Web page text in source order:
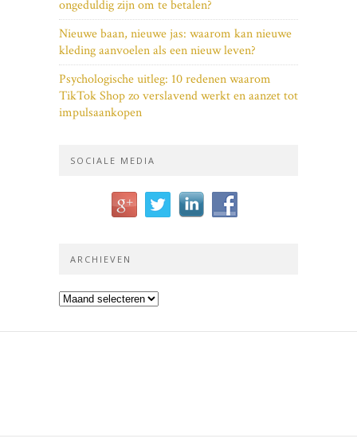
ongeduldig zijn om te betalen?
Nieuwe baan, nieuwe jas: waarom kan nieuwe
kleding aanvoelen als een nieuw leven?
Psychologische uitleg: 10 redenen waarom
TikTok Shop zo verslavend werkt en aanzet tot
impulsaankopen
SOCIALE MEDIA
ARCHIEVEN
Archieven